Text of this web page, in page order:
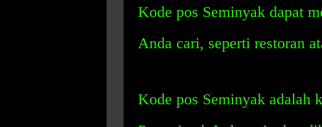
Kode pos Seminyak dapat
Anda cari, seperti restoran
Kode pos Seminyak adalah